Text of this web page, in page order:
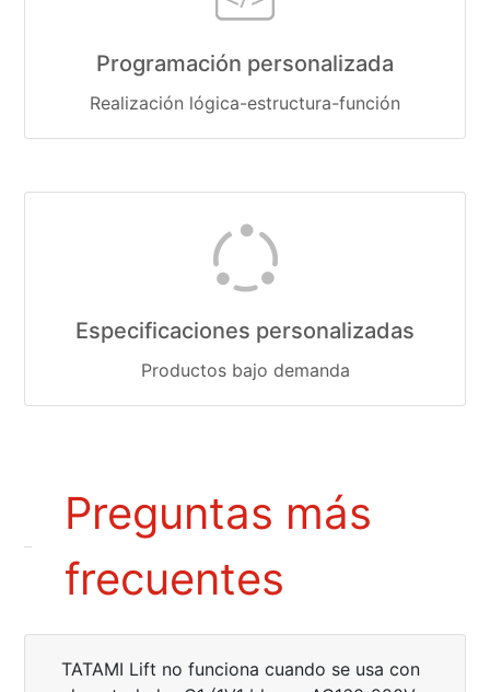
Programación personalizada
Realización lógica-estructura-función
Especificaciones personalizadas
Productos bajo demanda
Preguntas más
frecuentes
TATAMI Lift no funciona cuando se usa con